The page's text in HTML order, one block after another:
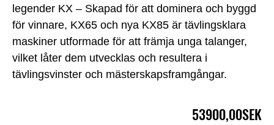
legender KX – Skapad för att dominera och byggd
för vinnare, KX65 och nya KX85 är tävlingsklara
maskiner utformade för att främja unga talanger,
vilket låter dem utvecklas och resultera i
tävlingsvinster och mästerskapsframgångar.
53900,00SEK